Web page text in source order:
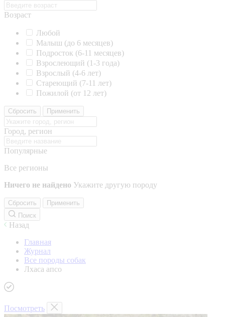
Возраст
Любой
Малыш (до 6 месяцев)
Подросток (6-11 месяцев)
Взрослеющий (1-3 года)
Взрослый (4-6 лет)
Стареющий (7-11 лет)
Пожилой (от 12 лет)
Сбросить Применить
Город, регион
Популярные
Все регионы
Ничего не найдено Укажите другую породу
Сбросить
Применить
Поиск
Назад
Главная
Журнал
Все породы собак
Лхаса апсо
Посмотреть